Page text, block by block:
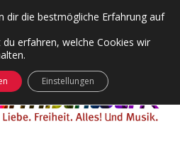
Menü
Chilling
Wende
Disco
Dates
öffnen
dir die bestmögliche Erfahrung auf
du erfahren, welche Cookies wir
Einstellungen